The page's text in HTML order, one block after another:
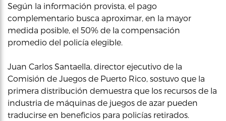
Según la información provista, el pago
complementario busca aproximar, en la mayor
medida posible, el 50% de la compensación
promedio del policía elegible.
Juan Carlos Santaella, director ejecutivo de la
Comisión de Juegos de Puerto Rico, sostuvo que la
primera distribución demuestra que los recursos de la
industria de máquinas de juegos de azar pueden
traducirse en beneficios para policías retirados.